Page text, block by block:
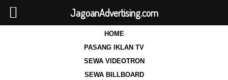
HOME
PASANG IKLAN TV
SEWA VIDEOTRON
SEWA BILLBOARD
JagoanAdvertising.com